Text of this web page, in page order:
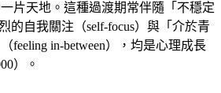
片天地。這種過渡期常伴隨「不穩定
的自我關注（self-focus）與「介於青
feeling in-between），均是心理成長
）。